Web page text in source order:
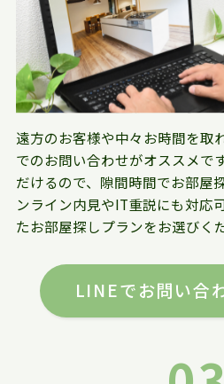
遠方のお客様や中々お時間を取
でのお問い合わせがオススメで
だけるので、隙間時間でお部屋
ンライン内見やIT重説にも対応
たお部屋探しプランをお選びく
LINEでお問い合